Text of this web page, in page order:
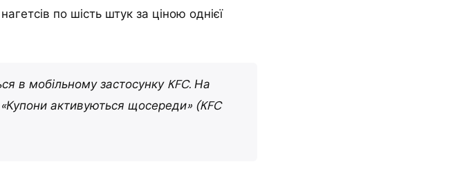
по шість штук за ціною однієї
в мобільному застосунку KFC. На
«Купони активуються щосереди» (KFC